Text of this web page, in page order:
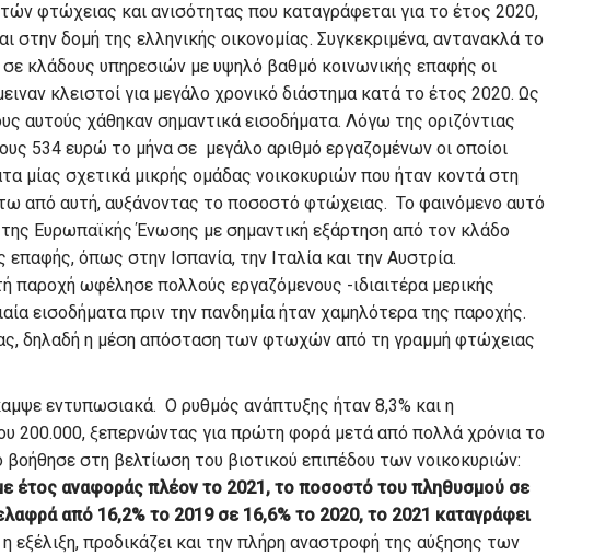
φτώχειας και ανισότητας που καταγράφεται για το έτος 2020,
στην δομή της ελληνικής οικονομίας. Συγκεκριμένα, αντανακλά το
κλάδους υπηρεσιών με υψηλό βαθμό κοινωνικής επαφής οι
κλειστοί για μεγάλο χρονικό διάστημα κατά το έτος 2020. Ως
αυτούς χάθηκαν σημαντικά εισοδήματα. Λόγω της οριζόντιας
534 ευρώ το μήνα σε μεγάλο αριθμό εργαζομένων οι οποίοι
μίας σχετικά μικρής ομάδας νοικοκυριών που ήταν κοντά στη
από αυτή, αυξάνοντας το ποσοστό φτώχειας. Το φαινόμενο αυτό
Ευρωπαϊκής Ένωσης με σημαντική εξάρτηση από τον κλάδο
όπως στην Ισπανία, την Ιταλία και την Αυστρία.
παροχή ωφέλησε πολλούς εργαζόμενους -ιδιαιτέρα μερικής
εισοδήματα πριν την πανδημία ήταν χαμηλότερα της παροχής.
δηλαδή η μέση απόσταση των φτωχών από τη γραμμή φτώχειας
εντυπωσιακά. Ο ρυθμός ανάπτυξης ήταν 8,3% και η
200.000, ξεπερνώντας για πρώτη φορά μετά από πολλά χρόνια το
στη βελτίωση του βιοτικού επιπέδου των νοικοκυριών:
έτος αναφοράς πλέον το 2021, το ποσοστό του πληθυσμού σε
από 16,2% το 2019 σε 16,6% το 2020, το 2021 καταγράφει
εξέλιξη, προδικάζει και την πλήρη αναστροφή της αύξησης των